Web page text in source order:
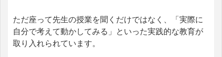
ただ座って先生の授業を聞くだけではなく、「実際に
自分で考えて動かしてみる」といった実践的な教育が
取り入れられています。